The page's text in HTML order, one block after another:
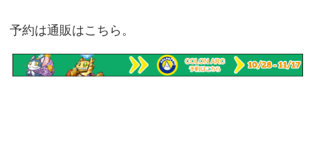
予約は通販はこちら。